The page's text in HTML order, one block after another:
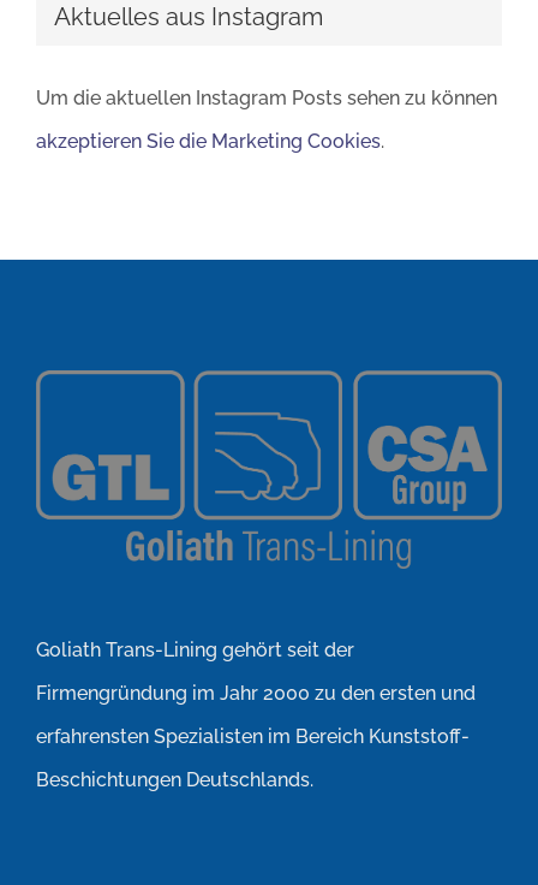
Aktuelles aus Instagram
Um die aktuellen Instagram Posts sehen zu können
akzeptieren Sie die Marketing Cookies.
Goliath Trans-Lining gehört seit der
Firmengründung im Jahr 2000 zu den ersten und
erfahrensten Spezialisten im Bereich Kunststoff-
Beschichtungen Deutschlands.